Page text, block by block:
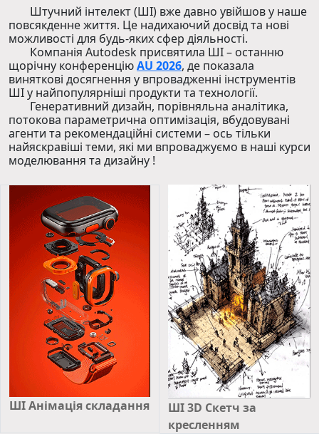
Штучний інтелект (ШІ) вже давно увійшов у наше
повсякденне життя. Це надихаючий досвід та нові
можливості для будь-яких сфер діяльності.
Компанія Autodesk присвятила ШІ – останню
щорічну конференціюAU 2026, де показала
виняткові досягнення у впровадженні інструментів
ШІ у найпопулярніші продукти та технології.
Генеративний дизайн, порівняльна аналітика,
потокова параметрична оптимізація, вбудовувані
агенти та рекомендаційні системи – ось тільки
найяскравіші теми, які ми впроваджуємо в наші курси
моделювання та дизайну !
ШІ Анімація складання
ШІ 3D Скетч за
кресленням